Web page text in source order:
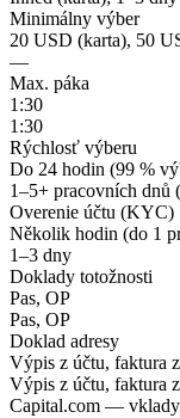
Minimálny výber
20 USD (karta), 50
—
Max. páka
1:30
1:30
Rýchlosť výberu
Do 24 hodin (99 %
1–5+ pracovních dnů
Overenie účtu (KYC)
Několik hodin (do 1
1–3 dny
Doklady totožnosti
Pas, OP
Pas, OP
Doklad adresy
Výpis z účtu, faktura
Výpis z účtu, faktura
Capital.com — vklady